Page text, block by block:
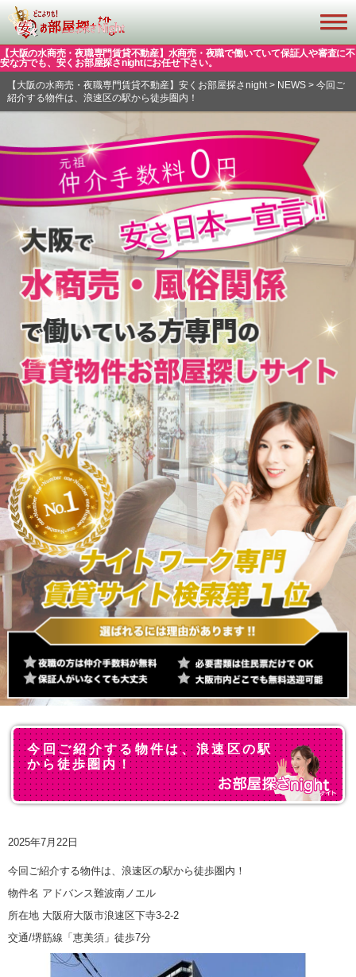
【大阪の水商売・夜職専門賃貸不動産】水商売・夜職で働いていて保証人や審査に不
安な方でも、安くお部屋探さnightにお任せ下さい。
【大阪の水商売・夜職専門賃貸不動産】安くお部屋探さnight> NEWS> 今回ご
紹介する物件は、浪速区の駅から徒歩圏内！
今回ご紹介する物件は、浪速区の駅
から徒歩圏内！
2025年7月22日
今回ご紹介する物件は、浪速区の駅から徒歩圏内！
物件名 アドバンス難波南ノエル
所在地 大阪府大阪市浪速区下寺3-2-2
交通/堺筋線「恵美須」徒歩7分